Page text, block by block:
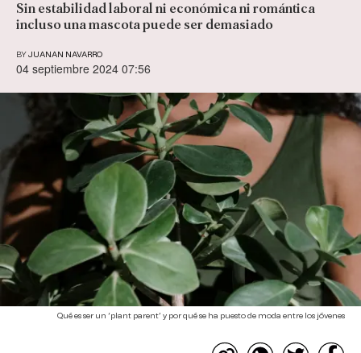
Sin estabilidad laboral ni económica ni romántica
incluso una mascota puede ser demasiado
BY JUANAN NAVARRO
04 septiembre 2024 07:56
Qué es ser un ‘plant parent’ y por qué se ha puesto de moda entre los jóvenes